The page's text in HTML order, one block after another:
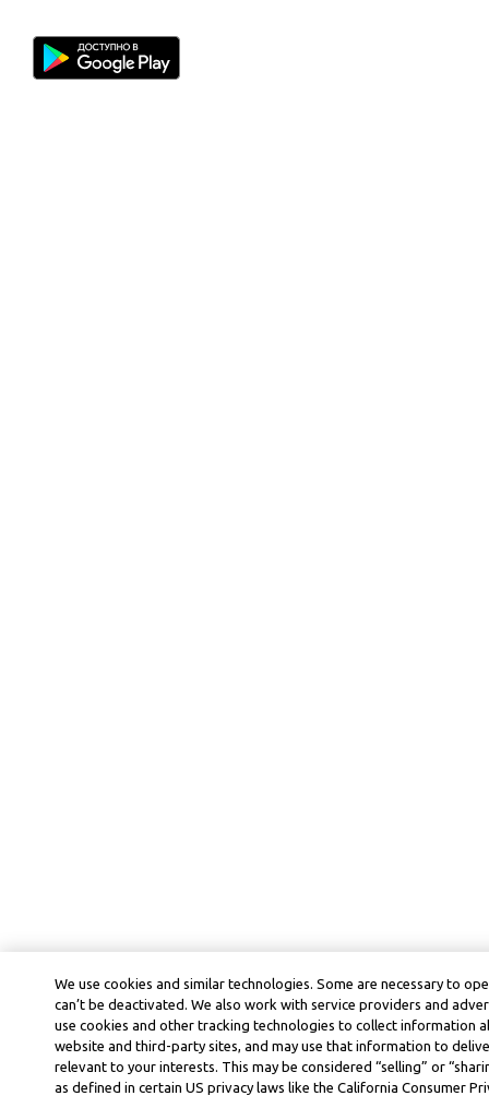
We use cookies and similar technologies. Some are necessary to
can’t be deactivated. We also work with service providers and
use cookies and other tracking technologies to collect information
website and third-party sites, and may use that information to
relevant to your interests. This may be considered “selling” or
as defined in certain US privacy laws like the California Consumer